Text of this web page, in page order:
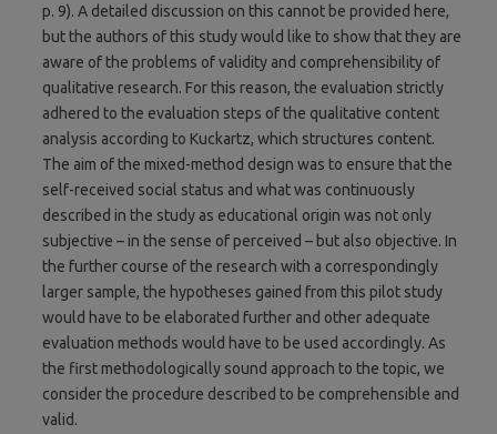
p. 9). A detailed discussion on this cannot be provided here,
but the authors of this study would like to show that they are
aware of the problems of validity and comprehensibility of
qualitative research. For this reason, the evaluation strictly
adhered to the evaluation steps of the qualitative content
analysis according to Kuckartz, which structures content.
The aim of the mixed-method design was to ensure that the
self-received social status and what was continuously
described in the study as educational origin was not only
subjective – in the sense of perceived – but also objective. In
the further course of the research with a correspondingly
larger sample, the hypotheses gained from this pilot study
would have to be elaborated further and other adequate
evaluation methods would have to be used accordingly. As
the first methodologically sound approach to the topic, we
consider the procedure described to be comprehensible and
valid.